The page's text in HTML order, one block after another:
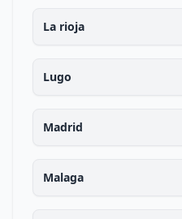
La rioja
Lugo
Madrid
Malaga